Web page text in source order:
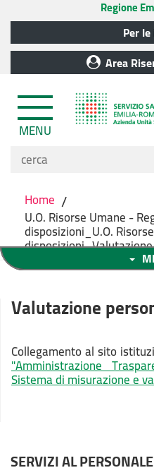
Regione
Per
Area
MENU
Home /
U.O. Risorse Umane -
disposizioni_U.O.
Valutazione
Collegamento al sito
"Amministrazione
Sistema di misurazione e
SERVIZI AL